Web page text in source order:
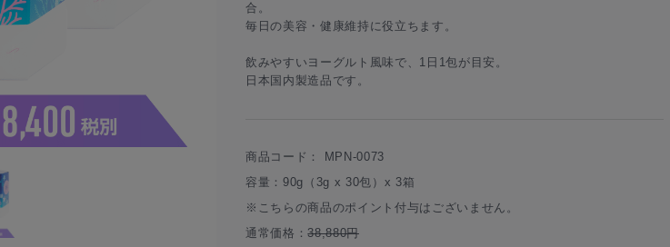
合。
毎日の美容・健康維持に役立ちます。
飲みやすいヨーグルト風味で、1日1包が目安。
日本国内製造品です。
商品コード：
MPN-0073
容量：90g（3g x 30包）x 3箱
※こちらの商品のポイント付与はございません。
通常価格：38,880円